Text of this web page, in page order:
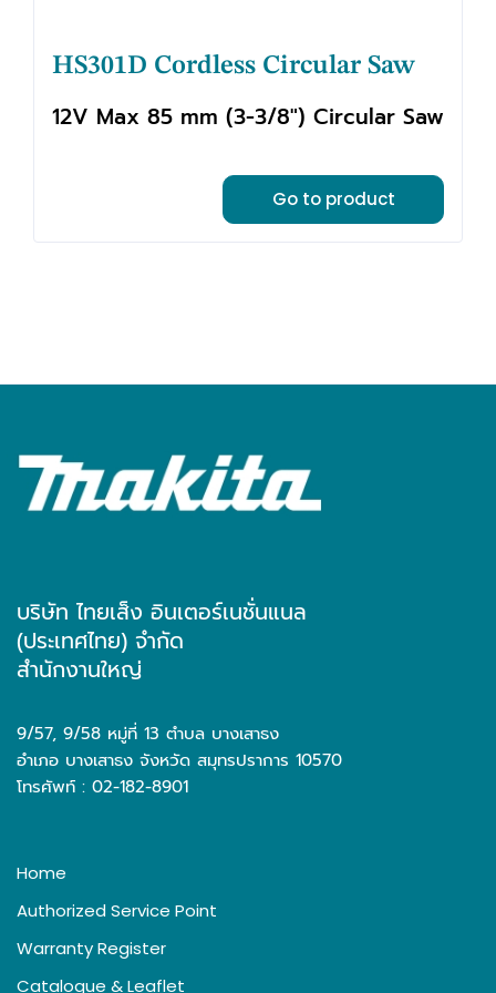
HS301D Cordless Circular Saw
12V Max 85 mm (3-3/8") Circular Saw
Go to product
บริษัท ไทยเส็ง อินเตอร์เนชั่นแนล
(ประเทศไทย) จำกัด
สำนักงานใหญ่
9/57, 9/58 หมู่ที่ 13 ตำบล บางเสาธง
อำเภอ บางเสาธง จังหวัด สมุทรปราการ 10570
โทรศัพท์ : 02-182-8901
Home
Authorized Service Point
Warranty Register
Catalogue & Leaflet